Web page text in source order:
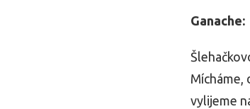
Ganache:
Mícháme,
vylijeme